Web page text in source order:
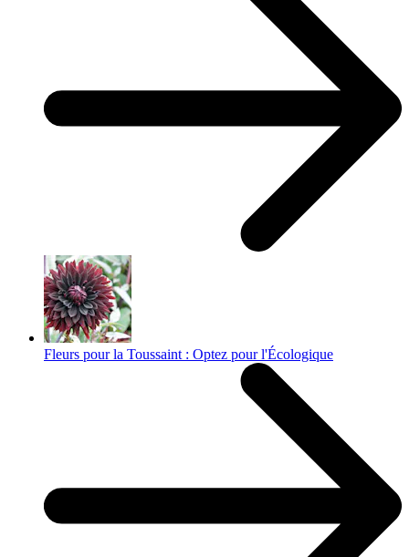
Fleurs pour la Toussaint : Optez pour l'Écologique